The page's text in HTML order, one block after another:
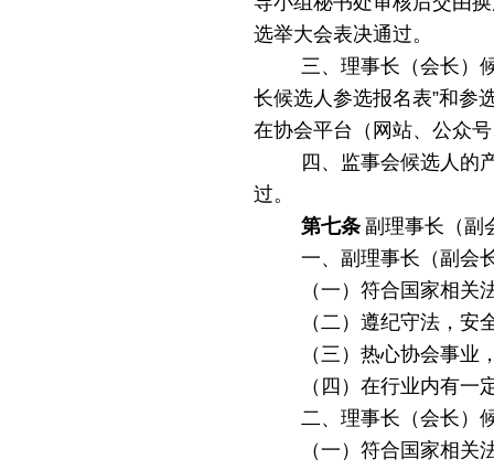
选举大会表决通过。
三、理事长（会长）
长候选人参选报名表”和参
在协会平台（网站、公众
四、
监事会候选人的
过。
第七条 副理事长（副
一、副理事长（副会
（一）符合国家相关
（二）遵纪守法，
（三）热心协会事业
（四）在行业内有一
二、理事长（会长）
（一）符合国家相关